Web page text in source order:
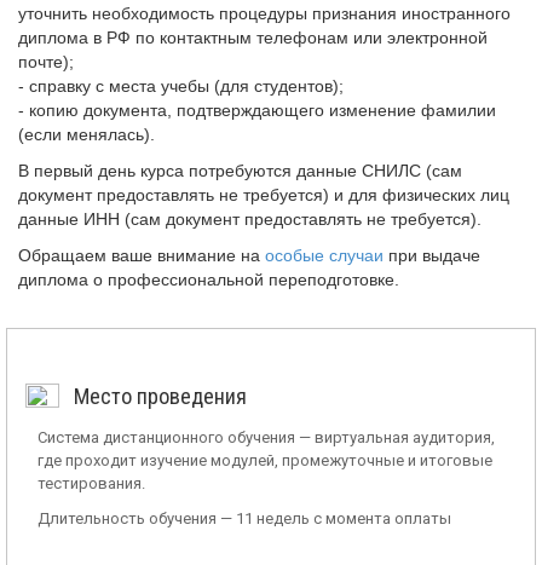
уточнить необходимость процедуры признания иностранного
диплома в РФ по контактным телефонам или электронной
почте);
- справку с места учебы (для студентов);
- копию документа, подтверждающего изменение фамилии
(если менялась).
В первый день курса потребуются данные СНИЛС (сам
документ предоставлять не требуется) и для физических лиц
данные ИНН (сам документ предоставлять не требуется).
Обращаем ваше внимание на особые случаи при выдаче
диплома о профессиональной переподготовке.
Место проведения
Система дистанционного обучения — виртуальная аудитория,
где проходит изучение модулей, промежуточные и итоговые
тестирования.
Длительность обучения — 11 недель с момента оплаты